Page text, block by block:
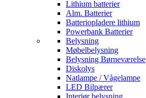
Lithium batterier
Alm. Batterier
Batteriopladere lithium
Powerbank Batterier
Belysning
Møbelbelysning
Belysning Børneværelse
Diskolys
Natlampe / Vågelampe
LED Bilpærer
Interiør belysning